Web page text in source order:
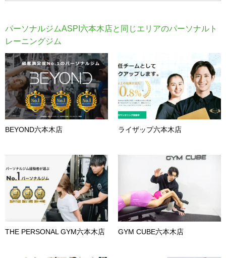
パーソナルジムASPI六本木店と同じエリアのパーソナルト
レーニングジム
BEYOND六本木店 ライザップ六本木店
THE PERSONAL GYM六本木店 GYM CUBE六本木店